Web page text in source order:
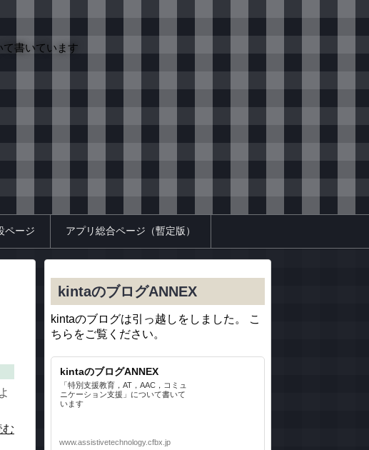
て書いています
ページ アプリ総合ページ（暫定版）
む
kintaのブログANNEX
kintaのブログは引っ越しをしました。 こ
ちらをご覧ください。
kintaのブログANNEX
「特別支援教育，AT，AAC，コミュ
ニケーション支援」について書いて
います
www.assistivetechnology.cfbx.jp